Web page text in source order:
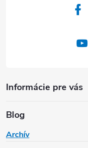
Informácie pre vás
Blog
Archív